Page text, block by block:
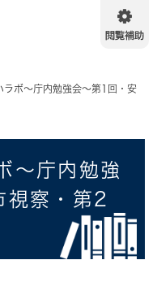
ラボ～庁内勉強会～第1回・安
～庁内勉強
視察・第2